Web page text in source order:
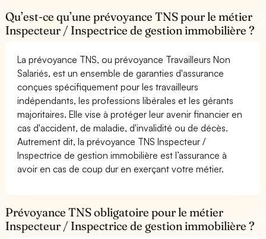
Qu’est-ce qu’une prévoyance TNS pour le métier
Inspecteur / Inspectrice de gestion immobilière ?
La prévoyance TNS, ou prévoyance Travailleurs Non
Salariés, est un ensemble de garanties d'assurance
conçues spécifiquement pour les travailleurs
indépendants, les professions libérales et les gérants
majoritaires. Elle vise à protéger leur avenir financier en
cas d'accident, de maladie, d'invalidité ou de décès.
Autrement dit, la prévoyance TNS Inspecteur /
Inspectrice de gestion immobilière est l’assurance à
avoir en cas de coup dur en exerçant votre métier.
Prévoyance TNS obligatoire pour le métier
Inspecteur / Inspectrice de gestion immobilière ?